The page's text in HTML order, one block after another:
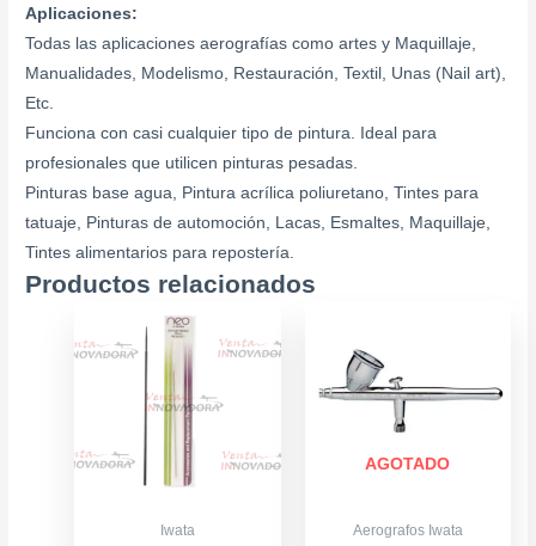
Aplicaciones:
Todas las aplicaciones aerografías como artes y Maquillaje,
Manualidades, Modelismo, Restauración, Textil, Unas (Nail art),
Etc.
Funciona con casi cualquier tipo de pintura. Ideal para
profesionales que utilicen pinturas pesadas.
Pinturas base agua, Pintura acrílica poliuretano, Tintes para
tatuaje, Pinturas de automoción, Lacas, Esmaltes, Maquillaje,
Tintes alimentarios para repostería.
Productos relacionados
Iwata
AGOTADO
Aerografos Iwata